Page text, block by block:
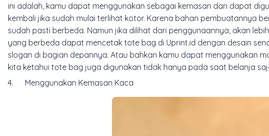
ini adalah, kamu dapat menggunakan sebagai kemasan dan dapat
kembali jika sudah mulai terlihat kotor. Karena bahan pembuatannya
sudah pasti berbeda. Namun jika dilihat dari penggunaannya, akan
yang berbeda dapat mencetak tote bag di Uprint.id dengan desain
slogan di bagian depannya. Atau bahkan kamu dapat menggunakan
kita ketahui tote bag juga digunakan tidak hanya pada saat belanja
4. Menggunakan Kemasan Kaca